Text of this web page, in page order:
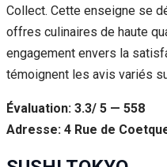
Collect. Cette enseigne se
offres culinaires de haute
engagement envers la
témoignent les avis variés
Évaluation: 3.3/ 5 — 558
Adresse: 4 Rue de